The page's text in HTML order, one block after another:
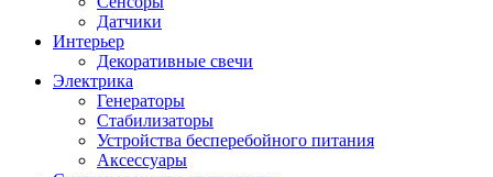
Датчики
Интерьер
Декоративные свечи
Электрика
Генераторы
Стабилизаторы
Устройства бесперебойного питания
Аксессуары